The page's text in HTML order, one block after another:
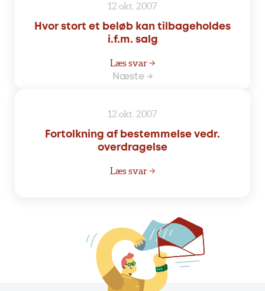
12 okt. 2007
Hvor stort et beløb kan tilbageholdes
i.f.m. salg
Læs svar →
Næste →
12 okt. 2007
Fortolkning af bestemmelse vedr.
overdragelse
Læs svar →